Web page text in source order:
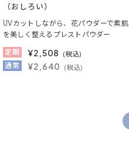
（おしろい）
UVカットしながら、花パウダーで素肌
を美しく整えるプレストパウダー
定期
¥2,508 (税込)
通常 ¥2,640 (税込)